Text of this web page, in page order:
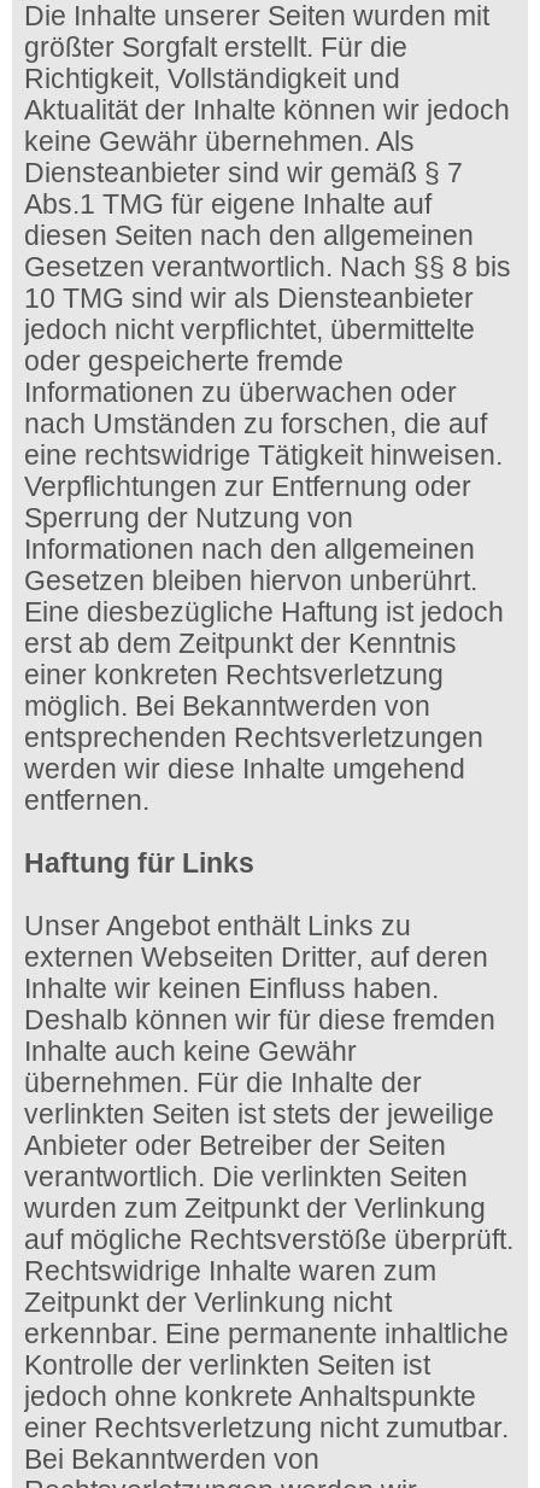
Die Inhalte unserer Seiten wurden mit
größter Sorgfalt erstellt. Für die
Richtigkeit, Vollständigkeit und
Aktualität der Inhalte können wir jedoch
keine Gewähr übernehmen. Als
Diensteanbieter sind wir gemäß § 7
Abs.1 TMG für eigene Inhalte auf
diesen Seiten nach den allgemeinen
Gesetzen verantwortlich. Nach §§ 8 bis
10 TMG sind wir als Diensteanbieter
jedoch nicht verpflichtet, übermittelte
oder gespeicherte fremde
Informationen zu überwachen oder
nach Umständen zu forschen, die auf
eine rechtswidrige Tätigkeit hinweisen.
Verpflichtungen zur Entfernung oder
Sperrung der Nutzung von
Informationen nach den allgemeinen
Gesetzen bleiben hiervon unberührt.
Eine diesbezügliche Haftung ist jedoch
erst ab dem Zeitpunkt der Kenntnis
einer konkreten Rechtsverletzung
möglich. Bei Bekanntwerden von
entsprechenden Rechtsverletzungen
werden wir diese Inhalte umgehend
entfernen.
Haftung für Links
Unser Angebot enthält Links zu
externen Webseiten Dritter, auf deren
Inhalte wir keinen Einfluss haben.
Deshalb können wir für diese fremden
Inhalte auch keine Gewähr
übernehmen. Für die Inhalte der
verlinkten Seiten ist stets der jeweilige
Anbieter oder Betreiber der Seiten
verantwortlich. Die verlinkten Seiten
wurden zum Zeitpunkt der Verlinkung
auf mögliche Rechtsverstöße überprüft.
Rechtswidrige Inhalte waren zum
Zeitpunkt der Verlinkung nicht
erkennbar. Eine permanente inhaltliche
Kontrolle der verlinkten Seiten ist
jedoch ohne konkrete Anhaltspunkte
einer Rechtsverletzung nicht zumutbar.
Bei Bekanntwerden von